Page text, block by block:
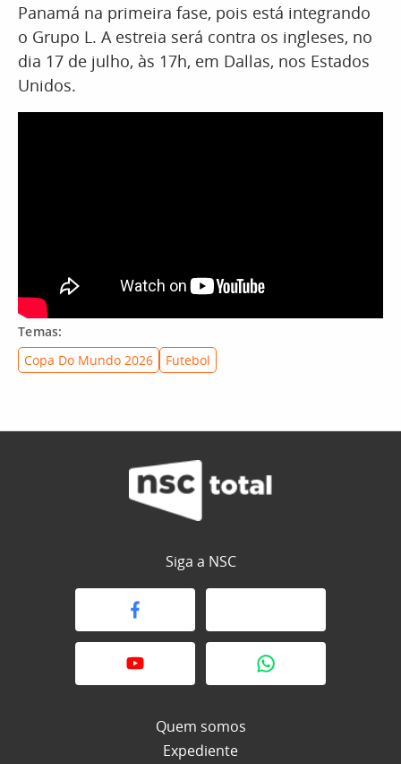
Panamá na primeira fase, pois está integrando
o Grupo L. A estreia será contra os ingleses, no
dia 17 de julho, às 17h, em Dallas, nos Estados
Unidos.
Temas:
Copa Do Mundo 2026
Futebol
Siga a NSC
Quem somos
Expediente